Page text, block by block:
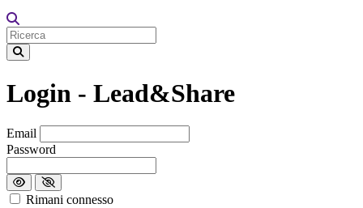
Login - Lead&Share
Loading...
Email
Password
Rimani connesso